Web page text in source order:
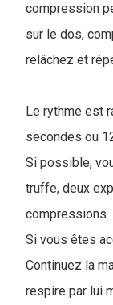
compression
sur le dos,
relâchez et
Le rythme est
secondes ou
Si possible,
truffe, deux
compressions.
Si vous êtes
Continuez la
respire par lui